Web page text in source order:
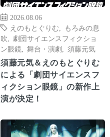
2026.08.06
えのもとぐりむ
もろみの息
吹
劇団サイエンスフィクショ
ン眼鏡
舞台・演劇 須藤元気
須藤元気＆えのもとぐりむ
による「劇団サイエンスフ
ィクション眼鏡」の新作上
演が決定！